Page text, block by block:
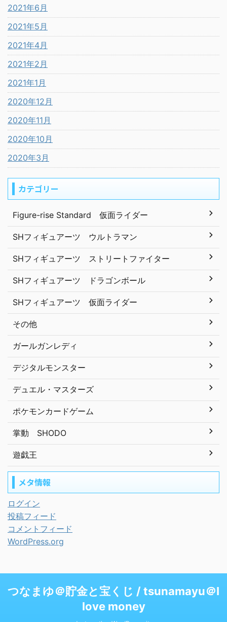
2021年6月
2021年5月
2021年4月
2021年2月
2021年1月
2020年12月
2020年11月
2020年10月
2020年3月
カテゴリー
Figure-rise Standard 仮面ライダー
SHフィギュアーツ ウルトラマン
SHフィギュアーツ ストリートファイター
SHフィギュアーツ ドラゴンボール
SHフィギュアーツ 仮面ライダー
その他
ガールガンレディ
デジタルモンスター
デュエル・マスターズ
ポケモンカードゲーム
掌動 SHODO
遊戯王
メタ情報
ログイン
投稿フィード
コメントフィード
WordPress.org
つなまゆ＠貯金と宝くじ / tsunamayu＠I
love money